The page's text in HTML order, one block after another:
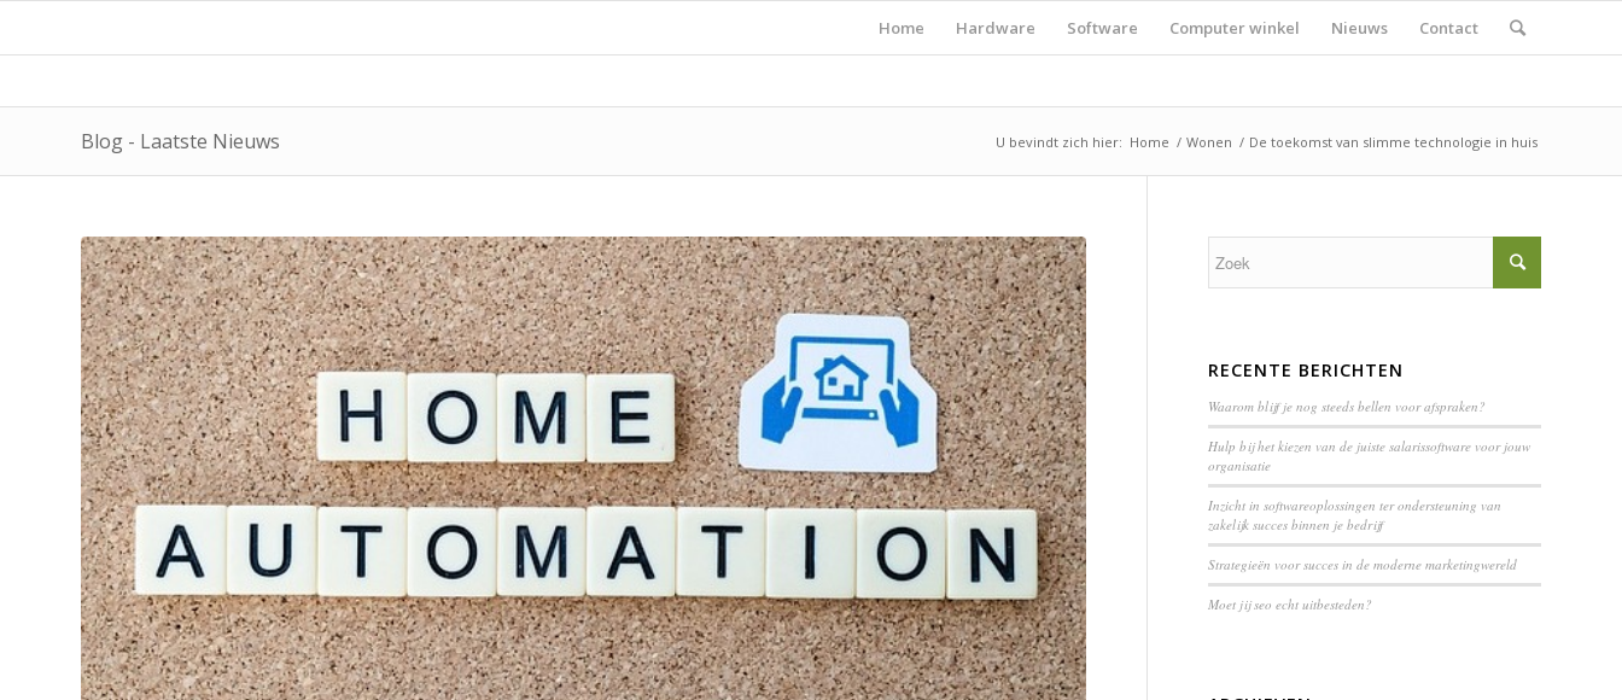
Home Hardware Software Computer winkel Nieuws Contact
Blog - Laatste Nieuws U bevindt zich hier: Home / Wonen / De toekomst van slimme technologie in huis
RECENTE BERICHTEN
Waarom blijf je nog steeds bellen voor afspraken?
Hulp bij het kiezen van de juiste salarissoftware voor jouw
organisatie
Inzicht in softwareoplossingen ter ondersteuning van
zakelijk succes binnen je bedrijf
Strategieën voor succes in de moderne marketingwereld
Moet jij seo echt uitbesteden?